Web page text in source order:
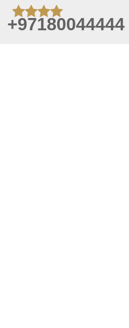
+97180044444